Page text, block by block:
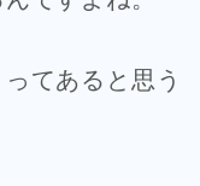
てあると思う